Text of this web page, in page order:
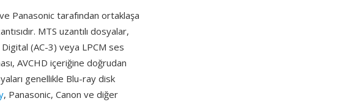
Panasonic tarafından ortaklaşa
MTS uzantılı dosyalar,
(AC-3) veya LPCM ses
AVCHD içeriğine doğrudan
genellikle Blu-ray disk
, Panasonic, Canon ve diğer